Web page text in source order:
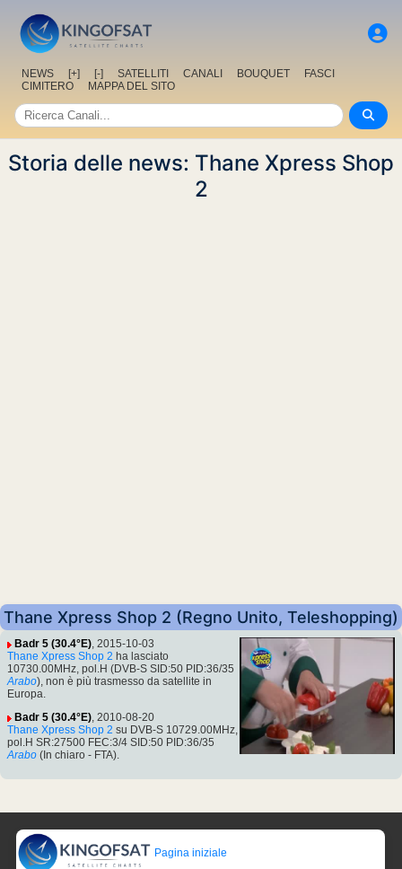
NEWS [+] [-] SATELLITI CANALI BOUQUET
FASCI
CIMITERO
MAPPA DEL SITO
Storia delle news: Thane Xpress Shop
2
Thane Xpress Shop 2 (Regno Unito, Teleshopping)
Badr 5 (30.4°E), 2015-10-03
Thane Xpress Shop 2 ha lasciato
10730.00MHz, pol.H (DVB-S SID:50 PID:36/35
Arabo), non è più trasmesso da satellite in
Europa.
Badr 5 (30.4°E), 2010-08-20
Thane Xpress Shop 2 su DVB-S 10729.00MHz,
pol.H SR:27500 FEC:3/4 SID:50 PID:36/35
Arabo (In chiaro - FTA).
Pagina iniziale